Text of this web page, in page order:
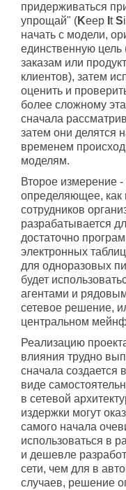
придерживаться
упрощай" (Keep tS
начать с модели,
единственную цель
заказам или
клиентов), затем
оценить и
более сложному
сначала
затем они делятся
временем
моделям.
Второе измерение -
определяющее, как
сотрудников
разрабатывается
достаточно
электронных
для одноразовых
будет
агентами и
сетевое решение,
центральном
Реализацию
влияния трудно
сначала создается
виде
в сетевой
издержки могут
самого начала
использоваться в
и дешевле
сети, чем для в
случаев, решение